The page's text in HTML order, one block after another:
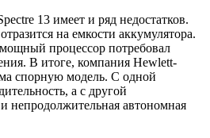
13 имеет и ряд недостатков.
на емкости аккумулятора.
процессор потребовал
В итоге, компания Hewlett-
спорную модель. С одной
а с другой
непродолжительная автономная